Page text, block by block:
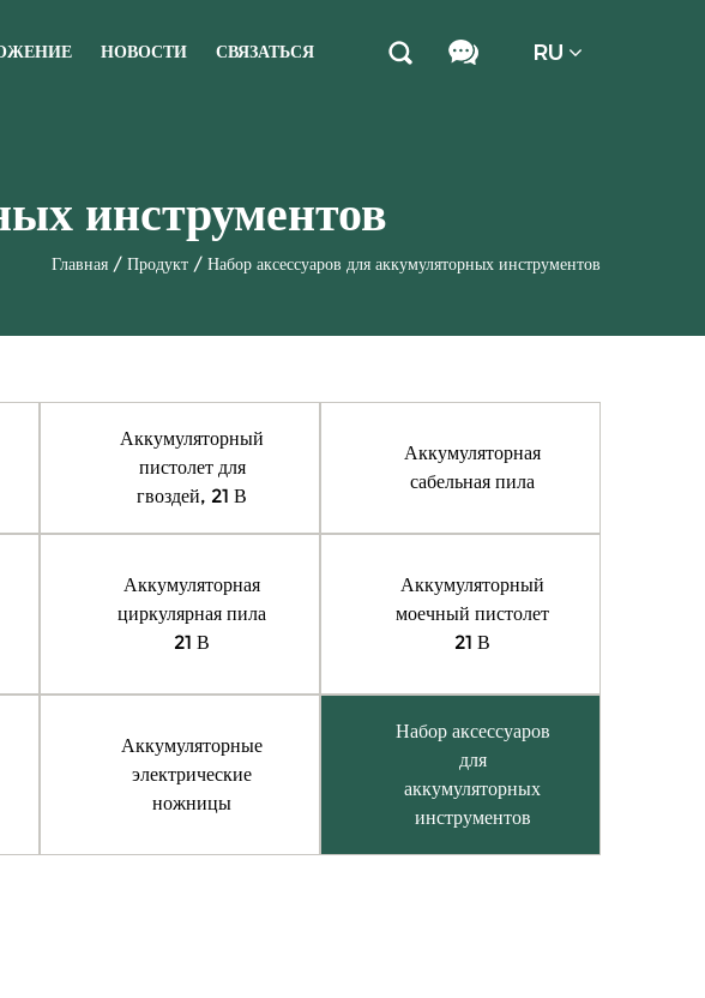
НОВОСТИ СВЯЗАТЬСЯ RU
инструментов
Главная / Продукт / Набор аксессуаров для аккумуляторных инструментов
Аккумуляторный
пистолет для
гвоздей, 21 В
Аккумуляторная
сабельная пила
Аккумуляторная
циркулярная пила
21 В
Аккумуляторный
моечный пистолет
21 В
Аккумуляторные
электрические
ножницы
Набор аксессуаров
для
аккумуляторных
инструментов